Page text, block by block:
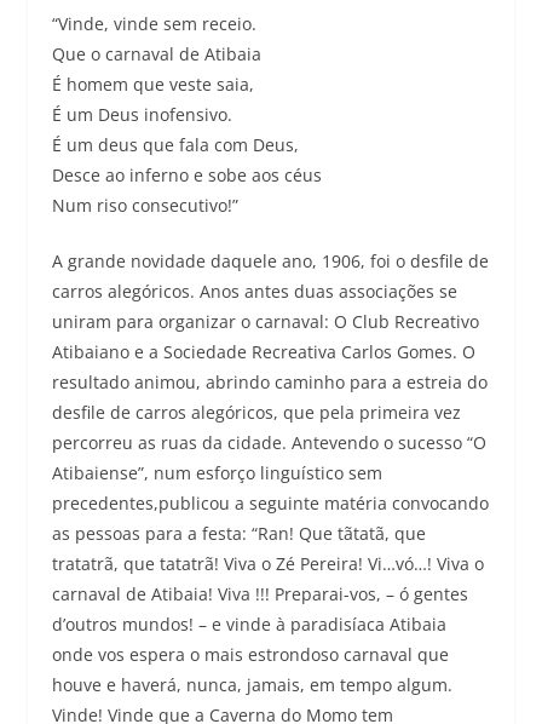
“Vinde, vinde sem receio.
Que o carnaval de Atibaia
É homem que veste saia,
É um Deus inofensivo.
É um deus que fala com Deus,
Desce ao inferno e sobe aos céus
Num riso consecutivo!”
A grande novidade daquele ano, 1906, foi o desfile de
carros alegóricos. Anos antes duas associações se
uniram para organizar o carnaval: O Club Recreativo
Atibaiano e a Sociedade Recreativa Carlos Gomes. O
resultado animou, abrindo caminho para a estreia do
desfile de carros alegóricos, que pela primeira vez
percorreu as ruas da cidade. Antevendo o sucesso “O
Atibaiense”, num esforço linguístico sem
precedentes,publicou a seguinte matéria convocando
as pessoas para a festa: “Ran! Que tãtatã, que
tratatrã, que tatatrã! Viva o Zé Pereira! Vi…vó…! Viva o
carnaval de Atibaia! Viva !!! Preparai-vos, – ó gentes
d’outros mundos! – e vinde à paradisíaca Atibaia
onde vos espera o mais estrondoso carnaval que
houve e haverá, nunca, jamais, em tempo algum.
Vinde! Vinde que a Caverna do Momo tem